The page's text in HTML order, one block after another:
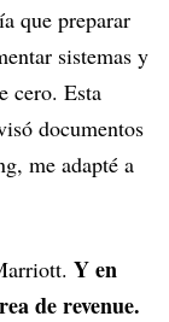
que preparar
sistemas y
cero. Esta
documentos
me adapté a
Y en
de revenue.